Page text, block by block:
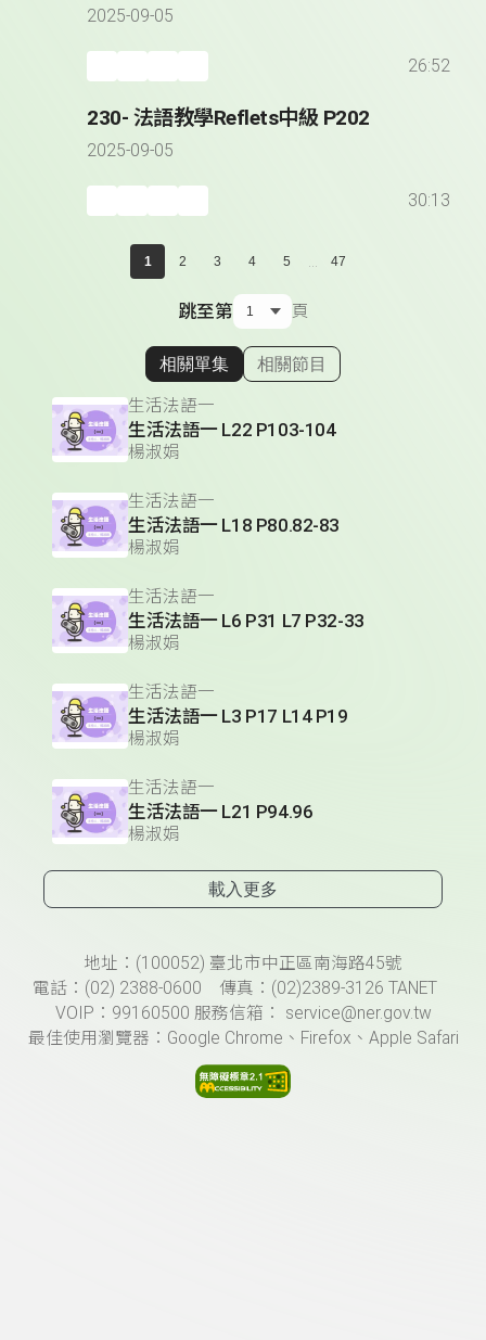
2025-09-05
26:52
230- 法語教學Reflets中級 P202
2025-09-05
30:13
1 2 3 4 5 ... 47
跳至第 頁
顯示相關單集
相關單集 相關節目
生活法語一
生活法語一 L22 P103-104
楊淑娟
生活法語一
生活法語一 L18 P80.82-83
楊淑娟
生活法語一
生活法語一 L6 P31 L7 P32-33
楊淑娟
生活法語一
生活法語一 L3 P17 L14 P19
楊淑娟
生活法語一
生活法語一 L21 P94.96
楊淑娟
載入更多
頁尾資訊地址：(100052) 臺北市中正區南海路45號
電話：(02) 2388-0600 傳真：(02)2389-3126 TANET
VOIP：99160500 服務信箱： service@ner.gov.tw
最佳使用瀏覽器：Google Chrome、Firefox、Apple Safari